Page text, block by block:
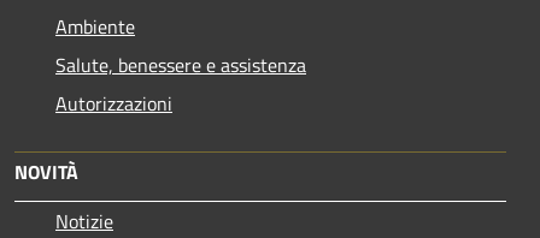
Ambiente
Salute, benessere e assistenza
Autorizzazioni
NOVITÀ
Notizie